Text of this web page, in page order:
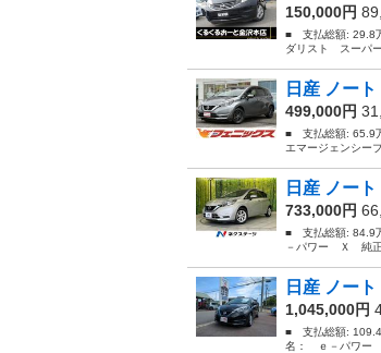
150,000円
■ 支払総額: 29.8
ダリスト スーパ
日産 ノー
499,000円
■ 支払総額: 65.9
エマージェンシ
日産 ノー
733,000円
■ 支払総額: 84.9
－パワー Ｘ 純
日産 ノー
1,045,000円
■ 支払総額:
名： ｅ－パワー